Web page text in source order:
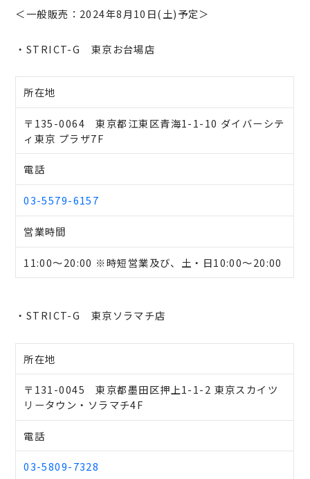
＜一般販売：2024年8月10日(土)予定＞
・STRICT-G 東京お台場店
所在地
〒135-0064 東京都江東区青海1-1-10 ダイバーシテ
ィ東京 プラザ7F
電話
03-5579-6157
営業時間
11:00～20:00 ※時短営業及び、土・日10:00～20:00
・STRICT-G 東京ソラマチ店
所在地
〒131-0045 東京都墨田区押上1-1-2 東京スカイツ
リータウン・ソラマチ4F
電話
03-5809-7328